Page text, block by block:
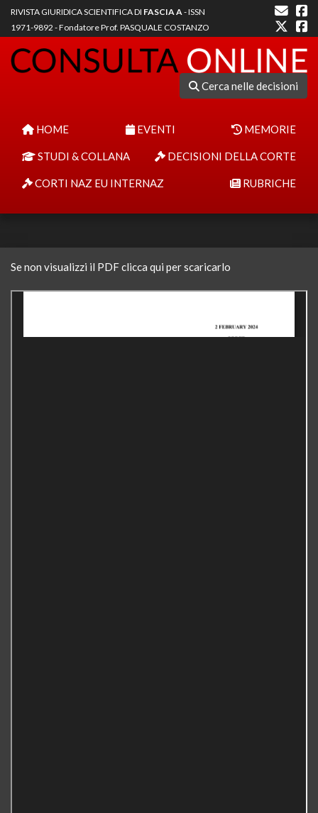
RIVISTA GIURIDICA SCIENTIFICA DI FASCIA A- ISSN
1971-9892 - Fondatore Prof. PASQUALE COSTANZO
Cerca nelle decisioni
HOME EVENTI MEMORIE
STUDI & COLLANA DECISIONI DELLA CORTE
CORTI NAZ EU INTERNAZ RUBRICHE
Se non visualizzi il PDF clicca qui per scaricarlo